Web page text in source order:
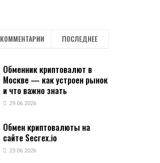
КОММЕНТАРИИ ПОСЛЕДНЕЕ
Обменник криптовалют в
Москве — как устроен рынок
и что важно знать
29.06.2026
Обмен криптовалюты на
сайте Secrex.io
23.06.2026